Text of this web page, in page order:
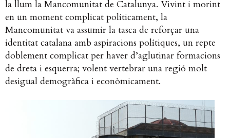
la llum la Mancomunitat de Catalunya. Vivint i morint
en un moment complicat políticament, la
Mancomunitat va assumir la tasca de reforçar una
identitat catalana amb aspiracions polítiques, un repte
doblement complicat per haver d’aglutinar formacions
de dreta i esquerra; volent vertebrar una regió molt
desigual demogràfica i econòmicament.